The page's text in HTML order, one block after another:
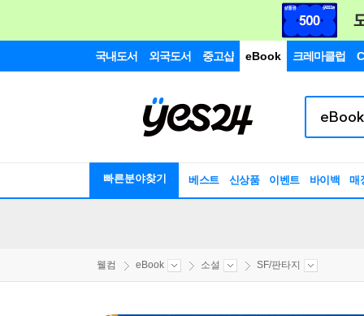
국내도서 외국도서 중고샵 eBook 크레마클럽
빠른분야찾기 베스트 신상품 이벤트 바이백 매
웰컴 eBook 소설 SF/판타지